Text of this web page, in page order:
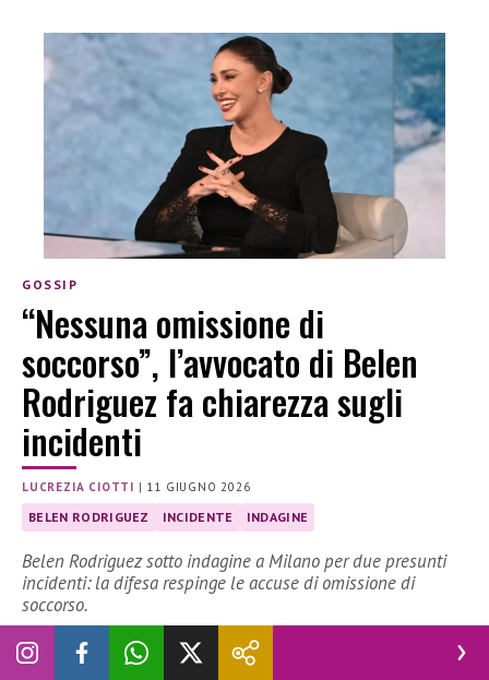
GOSSIP
“Nessuna omissione di
soccorso”, l’avvocato di Belen
Rodriguez fa chiarezza sugli
incidenti
LUCREZIA CIOTTI | 11 GIUGNO 2026
BELEN RODRIGUEZ INCIDENTE INDAGINE
Belen Rodriguez sotto indagine a Milano per due presunti
incidenti: la difesa respinge le accuse di omissione di
soccorso.
Negli ultimi giorni il nome di Belen
centro dell’attenzione mediatica per una vicenda giudiziaria